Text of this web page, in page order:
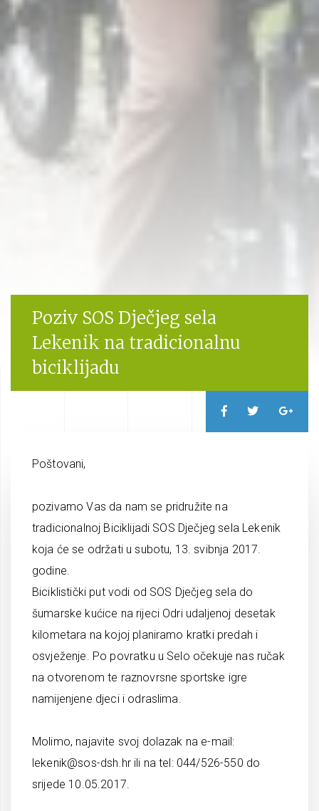
Poziv SOS Dječjeg sela
Lekenik na tradicionalnu
biciklijadu
Poštovani,
pozivamo Vas da nam se pridružite na
tradicionalnoj Biciklijadi SOS Dječjeg sela Lekenik
koja će se održati u subotu, 13. svibnja 2017.
godine.
Biciklistički put vodi od SOS Dječjeg sela do
šumarske kućice na rijeci Odri udaljenoj desetak
kilometara na kojoj planiramo kratki predah i
osvježenje. Po povratku u Selo očekuje nas ručak
na otvorenom te raznovrsne sportske igre
namijenjene djeci i odraslima.
Molimo, najavite svoj dolazak na e-mail:
lekenik@sos-dsh.hr ili na tel: 044/526-550 do
srijede 10.05.2017.